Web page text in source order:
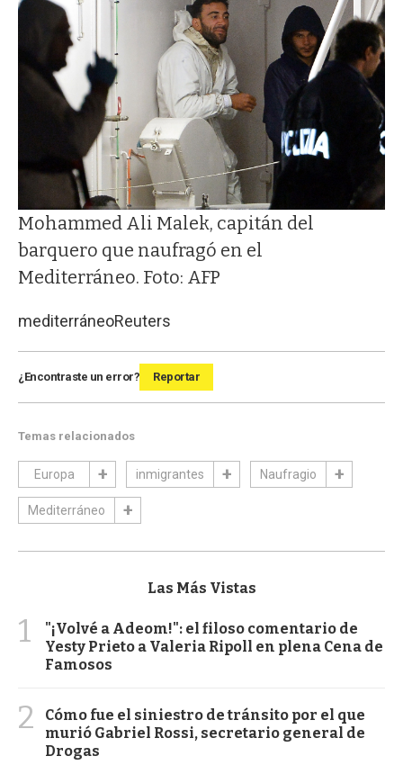
Mohammed Ali Malek, capitán del
barquero que naufragó en el
Mediterráneo. Foto: AFP
mediterráneoReuters
¿Encontraste un error? Reportar
Temas relacionados
Europa inmigrantes Naufragio
Mediterráneo
Las Más Vistas
1
"¡Volvé a Adeom!": el filoso comentario de
Yesty Prieto a Valeria Ripoll en plena Cena de
Famosos
2
Cómo fue el siniestro de tránsito por el que
murió Gabriel Rossi, secretario general de
Drogas